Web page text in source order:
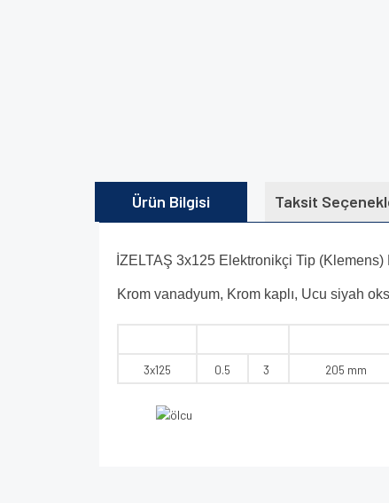
Ürün Bilgisi Taksit
İZELTAŞ 3x125 Elektronikçi Tip
Krom vanadyum, Krom kaplı, Ucu siyah
3x125 0.5 3 205 mm